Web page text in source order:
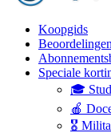
Koopgids
Beoordelingen
Speciale
🎓
🍎
🎖️